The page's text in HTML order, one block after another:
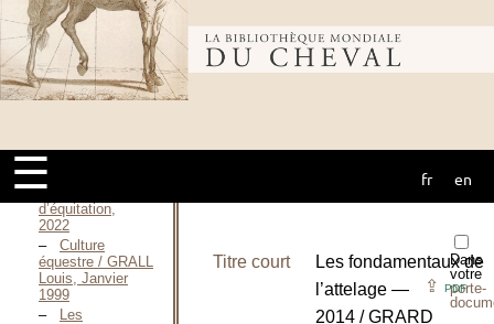
Bibliothèque
mondiale du
cheval
☰ fr en
2016
Guide fédéral
Pleine
nature / Fédération
française
d’équitation,
T.I et
II / Fédération
française
d’équitation,
2022
Culture
équestre / GRALL
Louis, Janvier
1999
Les
Dans
votre
porte-
⇪ PDF
Titre court
Les fondamentaux de
l’attelage —
2014 / GRARD